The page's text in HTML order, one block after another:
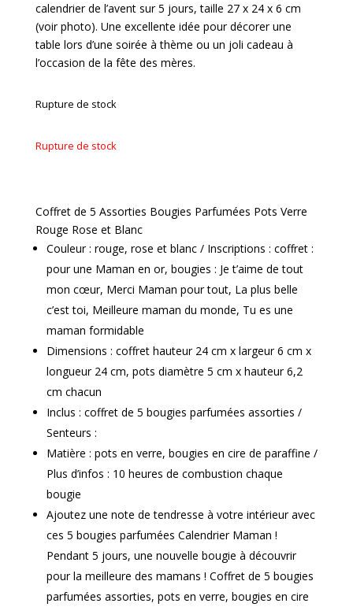
calendrier de l’avent sur 5 jours, taille 27 x 24 x 6 cm
(voir photo). Une excellente idée pour décorer une
table lors d’une soirée à thème ou un joli cadeau à
l’occasion de la fête des mères.
Rupture de stock
Rupture de stock
Coffret de 5 Assorties Bougies Parfumées Pots Verre
Rouge Rose et Blanc
Couleur : rouge, rose et blanc / Inscriptions : coffret :
pour une Maman en or, bougies : Je t’aime de tout
mon cœur, Merci Maman pour tout, La plus belle
c’est toi, Meilleure maman du monde, Tu es une
maman formidable
Dimensions : coffret hauteur 24 cm x largeur 6 cm x
longueur 24 cm, pots diamètre 5 cm x hauteur 6,2
cm chacun
Inclus : coffret de 5 bougies parfumées assorties /
Senteurs :
Matière : pots en verre, bougies en cire de paraffine /
Plus d’infos : 10 heures de combustion chaque
bougie
Ajoutez une note de tendresse à votre intérieur avec
ces 5 bougies parfumées Calendrier Maman !
Pendant 5 jours, une nouvelle bougie à découvrir
pour la meilleure des mamans ! Coffret de 5 bougies
parfumées assorties, pots en verre, bougies en cire